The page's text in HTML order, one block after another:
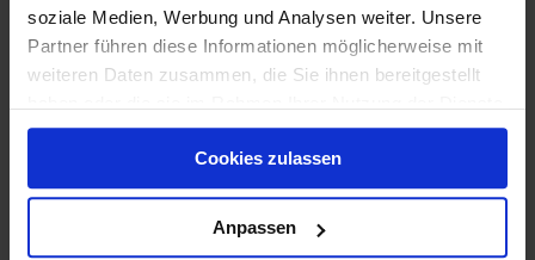
soziale Medien, Werbung und Analysen weiter. Unsere
Partner führen diese Informationen möglicherweise mit
weiteren Daten zusammen, die Sie ihnen bereitgestellt
gesammelt haben.
Cookies zulassen
Anpassen